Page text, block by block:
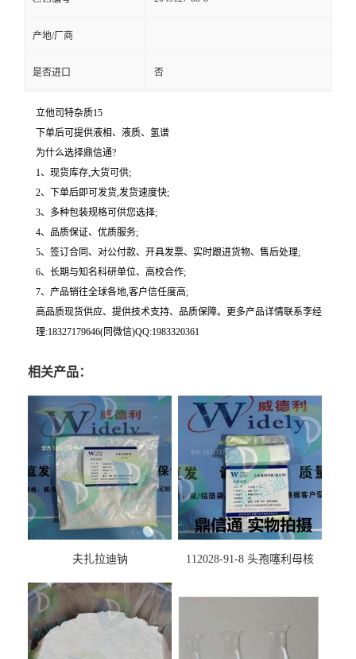
产地/厂商
是否进口 否
立他司特杂质15
下单后可提供液相、液质、氢谱
为什么选择鼎信通?
1、现货库存,大货可供;
2、下单后即可发货,发货速度快;
3、多种包装规格可供您选择;
4、品质保证、优质服务;
5、签订合同、对公付款、开具发票、实时跟进货物、售后处理;
6、长期与知名科研单位、高校合作;
7、产品销往全球各地,客户信任度高;
高品质现货供应、提供技术支持、品质保障。更多产品详情联系李经
理:18327179646(同微信)QQ:1983320361
相关产品：
夫扎拉迪钠
112028-91-8 头孢噻利母核